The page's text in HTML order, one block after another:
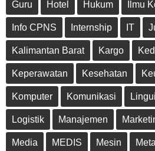
Guru Hotel Hukum Ilmu
Info CPNS Internship IT
Kalimantan Barat Kargo
Keperawatan Kesehatan
Komputer Komunikasi
Logistik Manajemen
Media MEDIS Mesin